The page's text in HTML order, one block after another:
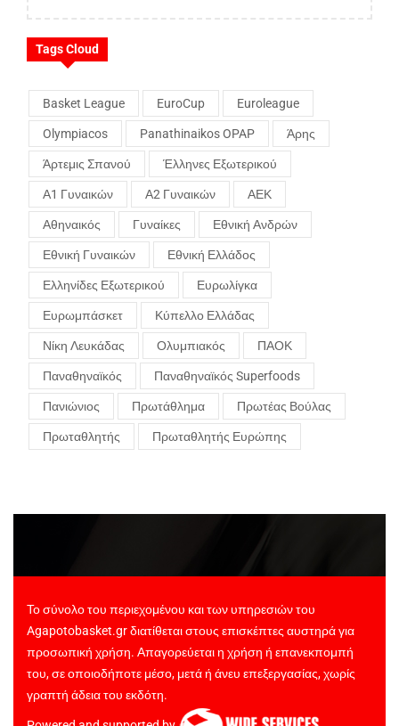
Tags Cloud
Basket League EuroCup Euroleague
Olympiacos Panathinaikos OPAP Άρης
Άρτεμις Σπανού Έλληνες Εξωτερικού
Α1 Γυναικών Α2 Γυναικών ΑΕΚ
Αθηναικός Γυναίκες Εθνική Ανδρών
Εθνική Γυναικών Εθνική Ελλάδος
Ελληνίδες Εξωτερικού Ευρωλίγκα
Ευρωμπάσκετ Κύπελλο Ελλάδας
Νίκη Λευκάδας Ολυμπιακός ΠΑΟΚ
Παναθηναϊκός Παναθηναϊκός Superfoods
Πανιώνιος Πρωτάθλημα Πρωτέας Βούλας
Πρωταθλητής Πρωταθλητής Ευρώπης
Το σύνολο του περιεχομένου και των υπηρεσιών του
Agapotobasket.gr διατίθεται στους επισκέπτες αυστηρά για
προσωπική χρήση. Απαγορεύεται η χρήση ή επανεκπομπή
του, σε οποιοδήποτε μέσο, μετά ή άνευ επεξεργασίας, χωρίς
γραπτή άδεια του εκδότη.